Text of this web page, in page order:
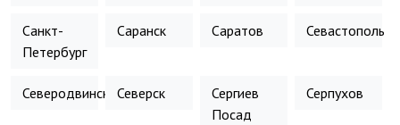
Санкт-
Петербург
Саранск Саратов Севастополь
Северодвинск Северск
Сергиев
Посад
Серпухов